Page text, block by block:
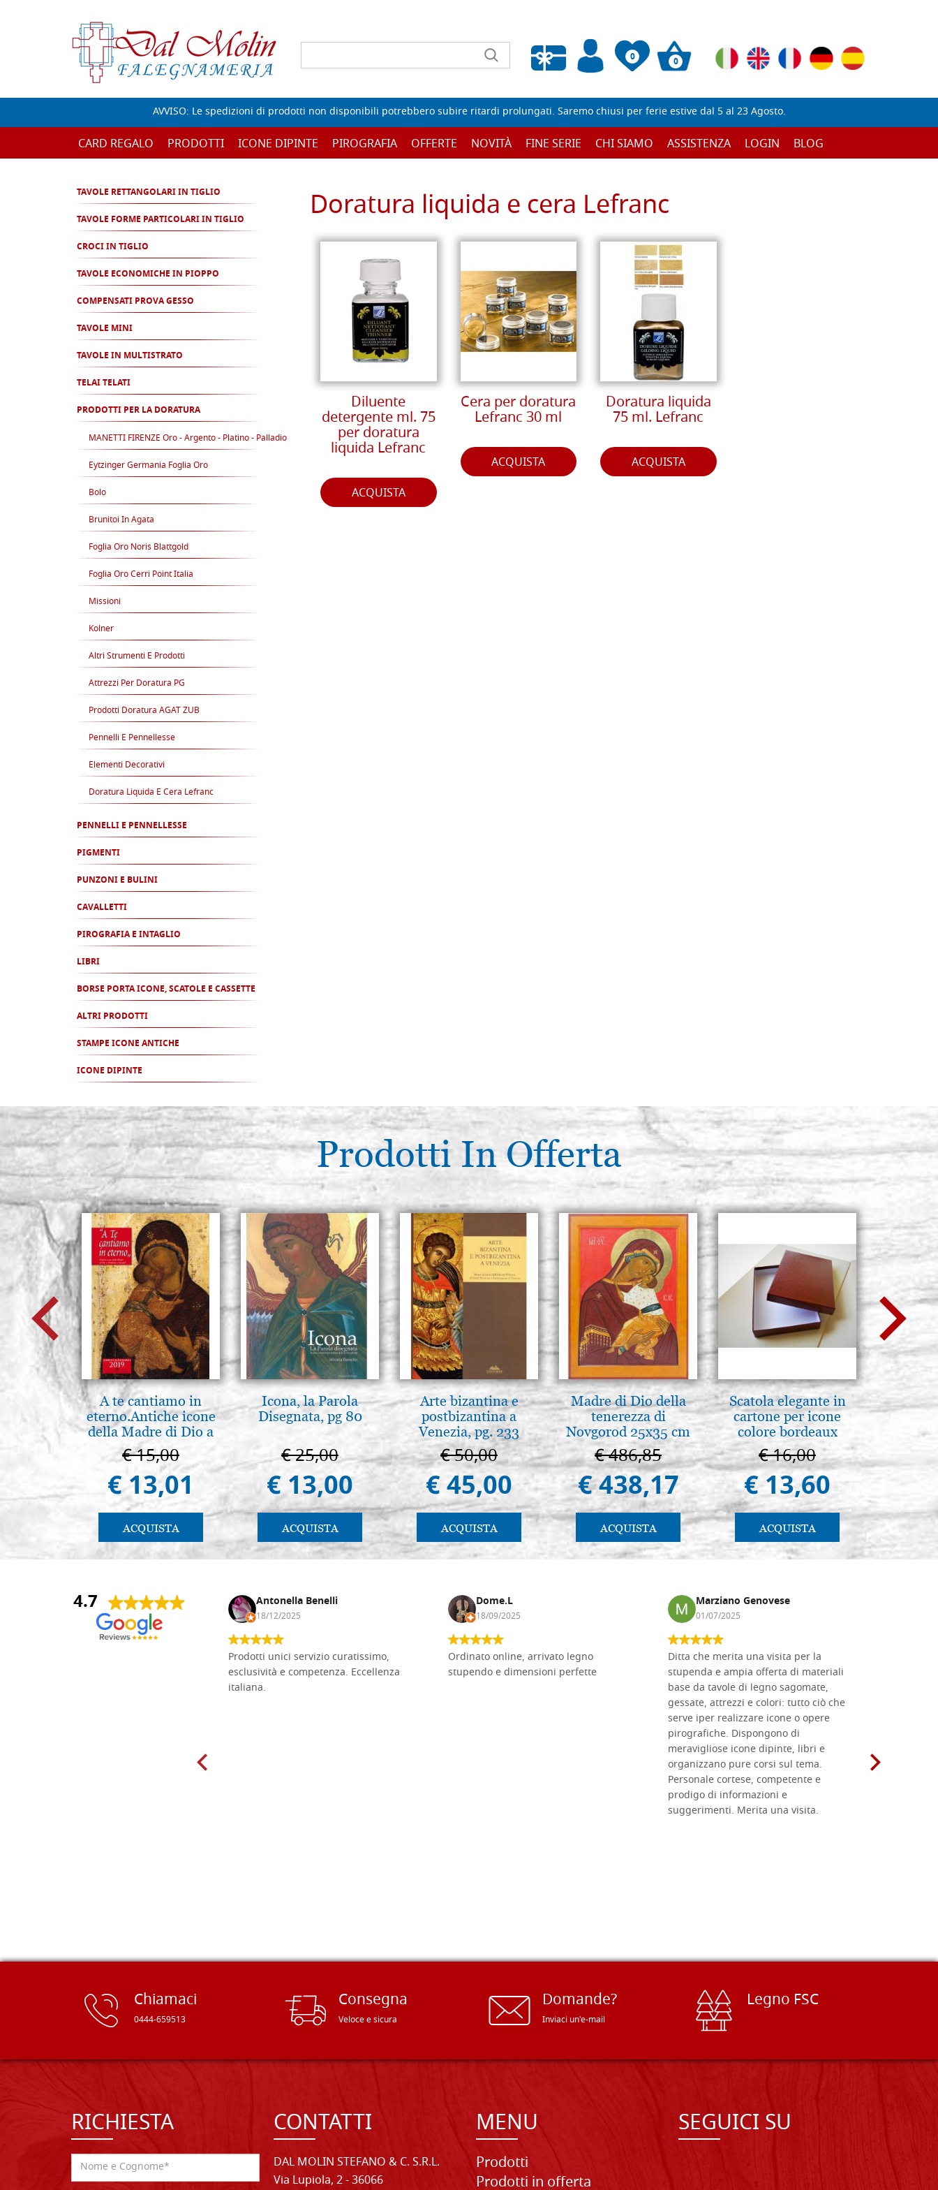
0
Wishlist vuota
0
AVVISO: Le spedizioni di prodotti non disponibili potrebbero subire ritardi prolungati. Saremo chiusi per ferie estive dal 5 al 23 Agosto.
CARD REGALO PRODOTTI ICONE DIPINTE PIROGRAFIA OFFERTE NOVITÀ FINE SERIE CHI SIAMO ASSISTENZA LOGIN BLOG
TAVOLE RETTANGOLARI IN TIGLIO
TAVOLE FORME PARTICOLARI IN TIGLIO
CROCI IN TIGLIO
TAVOLE ECONOMICHE IN PIOPPO
COMPENSATI PROVA GESSO
TAVOLE MINI
TAVOLE IN MULTISTRATO
TELAI TELATI
PRODOTTI PER LA DORATURA
MANETTI FIRENZE Oro - Argento - Platino - Palladio
Eytzinger Germania Foglia Oro
Bolo
Brunitoi In Agata
Foglia Oro Noris Blattgold
Foglia Oro Cerri Point Italia
Missioni
Kolner
Altri Strumenti E Prodotti
Attrezzi Per Doratura PG
Prodotti Doratura AGAT ZUB
Pennelli E Pennellesse
Elementi Decorativi
Doratura Liquida E Cera Lefranc
PENNELLI E PENNELLESSE
PIGMENTI
PUNZONI E BULINI
CAVALLETTI
PIROGRAFIA E INTAGLIO
LIBRI
BORSE PORTA ICONE, SCATOLE E CASSETTE
ALTRI PRODOTTI
STAMPE ICONE ANTICHE
ICONE DIPINTE
Doratura liquida e cera Lefranc
Diluente
detergente ml. 75
per doratura
liquida Lefranc
ACQUISTA
Cera per doratura
Lefranc 30 ml
ACQUISTA
Doratura liquida
75 ml. Lefranc
ACQUISTA
Prodotti In Offerta
A te cantiamo in
eterno.Antiche icone
della Madre di Dio a
Vladimir e Suzdal
(libro-cal. 2019)
€ 15,00
€ 13,01
ACQUISTA
Icona, la Parola
Disegnata, pg 80
€ 25,00
€ 13,00
ACQUISTA
Arte bizantina e
postbizantina a
Venezia, pg. 233
€ 50,00
€ 45,00
ACQUISTA
Madre di Dio della
tenerezza di
Novgorod 25x35 cm
€ 486,85
€ 438,17
ACQUISTA
Scatola elegante in
cartone per icone
colore bordeaux
€ 16,00
€ 13,60
ACQUISTA
antico
€
4.7
Andrea Monguzzi Antonella Benelli
18/12/2025
Prodotti unici servizio curatissimo,
esclusività e competenza. Eccellenza
italiana.
Dome.L
18/09/2025
Ordinato online, arrivato legno
stupendo e dimensioni perfette
Marziano Genovese
01/07/2025
Ditta che merita una visita per la
stupenda e ampia offerta di materiali
base da tavole di legno sagomate,
gessate, attrezzi e colori: tutto ciò che
serve iper realizzare icone o opere
pirografiche. Dispongono di
meravigliose icone dipinte, libri e
organizzano pure corsi sul tema.
Personale cortese, competente e
prodigo di informazioni e
suggerimenti. Merita una visita.
Chiamaci
0444-659513
Consegna
Veloce e sicura
Domande?
Inviaci un'e-mail
Legno FSC
RICHIESTA CONTATTI
DAL MOLIN STEFANO & C. S.R.L.
Via Lupiola, 2 - 36066
MENU
Prodotti
Prodotti in offerta
SEGUICI SU